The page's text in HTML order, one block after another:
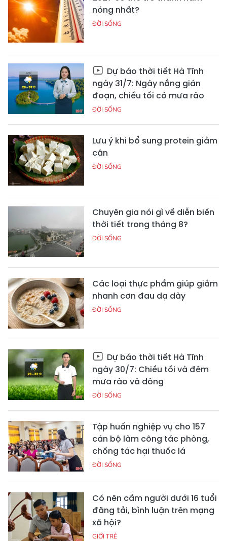
nóng nhất?
ĐỜI SỐNG
Dự báo thời tiết Hà Tĩnh
ngày 31/7: Ngày nắng gián
đoạn, chiều tối có mưa rào
ĐỜI SỐNG
Lưu ý khi bổ sung protein giảm
cân
ĐỜI SỐNG
Chuyên gia nói gì về diễn biến
thời tiết trong tháng 8?
ĐỜI SỐNG
Các loại thực phẩm giúp giảm
nhanh cơn đau dạ dày
ĐỜI SỐNG
Dự báo thời tiết Hà Tĩnh
ngày 30/7: Chiều tối và đêm
mưa rào và dông
ĐỜI SỐNG
Tập huấn nghiệp vụ cho 157
cán bộ làm công tác phòng,
chống tác hại thuốc lá
ĐỜI SỐNG
Có nên cấm người dưới 16 tuổi
đăng tải, bình luận trên mạng
xã hội?
GIỚI TRẺ